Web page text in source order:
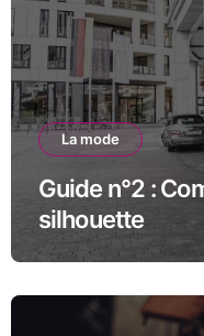
La mode
Guide n°2 :
silhouette